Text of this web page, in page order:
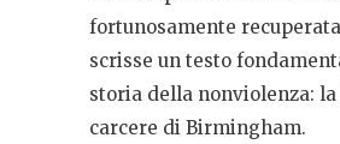
fortunosamente
scrisse un testo
storia della nonviolenza:
carcere di Birmingham.